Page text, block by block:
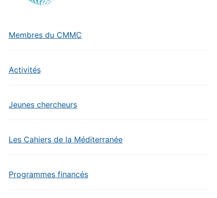
Membres du CMMC
Activités
Jeunes chercheurs
Les Cahiers de la Méditerranée
Programmes financés